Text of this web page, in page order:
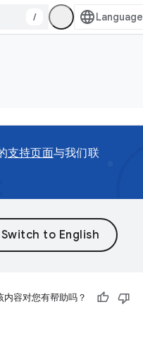
/
支持页面与我们联
内容对您有帮助吗？